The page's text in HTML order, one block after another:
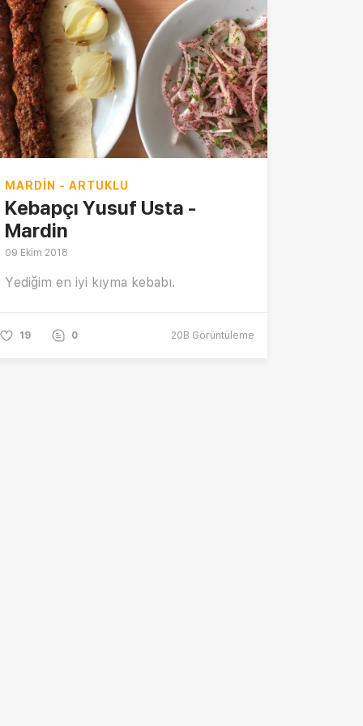
MARDIN - ARTUKLU
Kebapçı Yusuf Usta -
Mardin
09 Ekim 2018
Yediğim en iyi kıyma kebabı.
19 0 20B Görüntüleme